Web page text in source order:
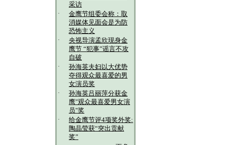
采访
·
金鹰节组委会称：取
消媒体见面会是为防
恐怖主义
·
央视导演孟欣现身金
鹰节 “犯事”谣言不攻
自破
·
孙海英夫妇以大优势
夺得观众最喜爱的男
女演员奖
·
孙海英吕丽萍分获金
鹰"观众最喜爱男女演
员"奖
·
给金鹰节评4项奖外奖:
陶晶莹获“突出贡献
奖”